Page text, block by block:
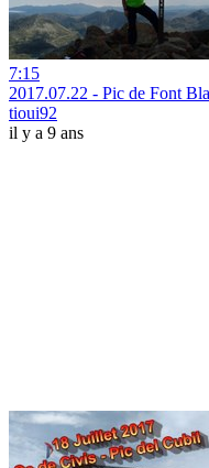
7:15
2017.07.22 - Pic de Font
tioui92
il y a 9 ans